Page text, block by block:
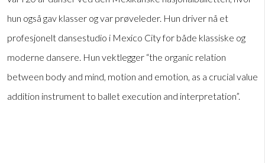
hun også gav klasser og var prøveleder. Hun driver nå et
profesjonelt dansestudio i Mexico City for både klassiske og
moderne dansere. Hun vektlegger “the organic relation
between body and mind, motion and emotion, as a crucial value
addition instrument to ballet execution and interpretation”.